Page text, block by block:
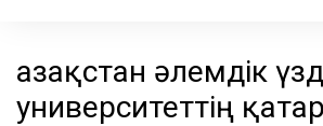
Қазақстан әлемдік
университеттің